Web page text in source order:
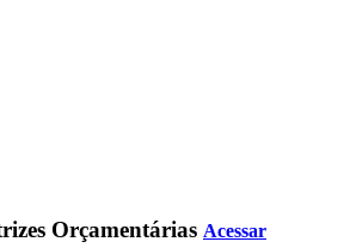
Orçamentárias Acessar